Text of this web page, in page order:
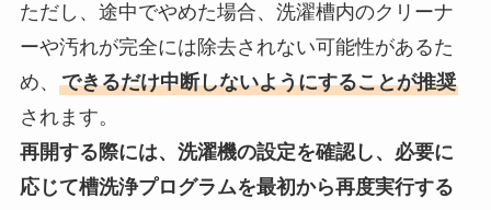
ただし、途中でやめた場合、洗濯槽内のクリーナ
ーや汚れが完全には除去されない可能性があるた
め、 できるだけ中断しないようにすることが推奨
されます。
再開する際には、洗濯機の設定を確認し、必要に
応じて槽洗浄プログラムを最初から再度実行する